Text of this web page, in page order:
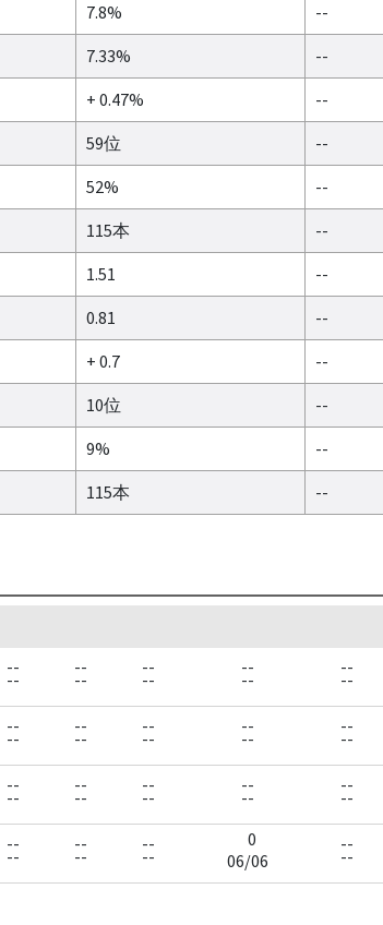
7.8% --
7.33% --
+ 0.47% --
59位 --
52% --
115本 --
1.51 --
0.81 --
+ 0.7 --
10位 --
9% --
115本 --
--
--
--
--
--
--
--
--
--
--
--
--
--
--
--
--
--
--
--
--
--
--
--
--
--
--
--
--
--
--
--
--
--
--
--
--
0
06/06
--
--